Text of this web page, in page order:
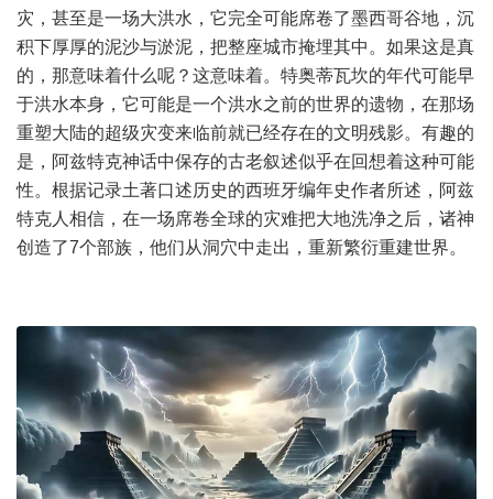
灾，甚至是一场大洪水，它完全可能席卷了墨西哥谷地，沉
积下厚厚的泥沙与淤泥，把整座城市掩埋其中。如果这是真
的，那意味着什么呢？这意味着。特奥蒂瓦坎的年代可能早
于洪水本身，它可能是一个洪水之前的世界的遗物，在那场
重塑大陆的超级灾变来临前就已经存在的文明残影。有趣的
是，阿兹特克神话中保存的古老叙述似乎在回想着这种可能
性。根据记录土著口述历史的西班牙编年史作者所述，阿兹
特克人相信，在一场席卷全球的灾难把大地洗净之后，诸神
创造了7个部族，他们从洞穴中走出，重新繁衍重建世界。